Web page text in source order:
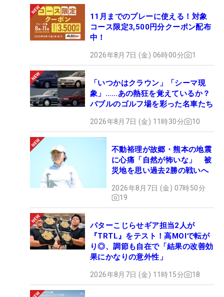
11月までのプレーに使える！対象
コース限定3,500円分クーポン配布
中！
2026年8月7日 (金) 06時00分 1
「いつかはクラウン」「シーマ現
象」……あの熱狂を覚えているか？
バブルのゴルフ場を彩った名車たち
2026年8月7日 (金) 11時30分 10
不動裕理が故郷・熊本の地震
に心痛「自然が怖いな」 被
災地を思い過去2勝の戦いへ
2026年8月7日 (金) 07時50分
19
パターこじらせギア担当2人が
『TRTL』をテスト！高MOIで転が
り◎、調節も自在で「結果の改善効
果にかなりの意外性」
2026年8月7日 (金) 11時15分 18